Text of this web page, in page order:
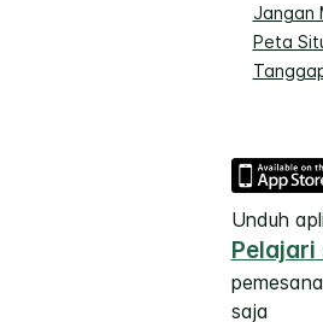
Jangan
Peta
Unduh
Pelajari
saja